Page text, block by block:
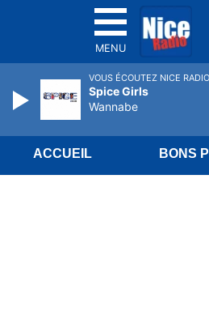
MENU
ACCUEIL BONS
VOUS ÉCOUTEZ NICE RADIO
Spice Girls
Wannabe